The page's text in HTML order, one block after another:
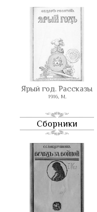
Ярый год. Рассказы
1916, М.
Сборники